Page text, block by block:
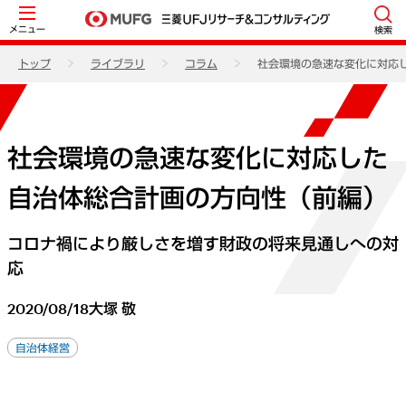
メニュー 検索
トップ ライブラリ コラム 社会環境の急速な変化に対応
社会環境の急速な変化に対応した
自治体総合計画の方向性（前編）
コロナ禍により厳しさを増す財政の将来見通しへの対
応
2020/08/18大塚 敬
自治体経営